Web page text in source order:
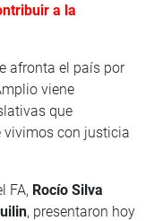
a la
afronta el país por
viene
que
vivimos con justicia
FA, Rocío Silva
, presentaron hoy